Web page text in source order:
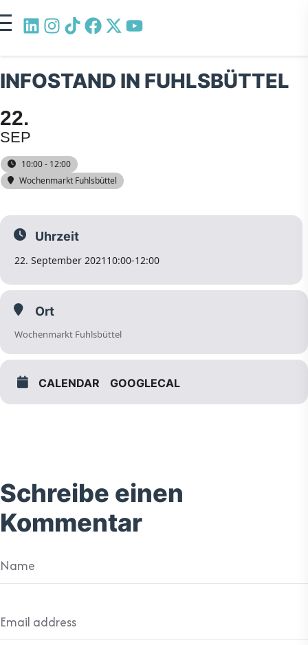
INFOSTAND IN FUHLSBÜTTEL
22
SEP
10:00 - 12:00
Wochenmarkt Fuhlsbüttel
Uhrzeit
22. September 2021 10:00-12:00
Ort
Wochenmarkt Fuhlsbüttel
CALENDAR GOOGLECAL
Schreibe einen
Kommentar